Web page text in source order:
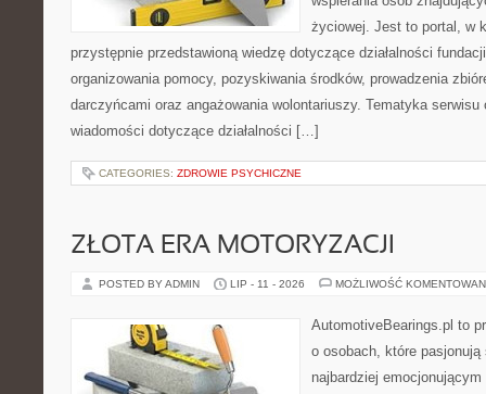
życiowej. Jest to portal, w
przystępnie przedstawioną wiedzę dotyczące działalności
organizowania pomocy, pozyskiwania środków, prowadzenia
darczyńcami oraz angażowania wolontariuszy. Tematyka
wiadomości dotyczące działalności […]
CATEGORIES: ZDROWIE PSYCHICZNE
ZŁOTA ERA MOTORYZACJI
POSTED BY ADMIN LIP - 11 - 2026 MOŻLIWOŚĆ
AutomotiveBearings.pl to
o osobach, które
najbardziej